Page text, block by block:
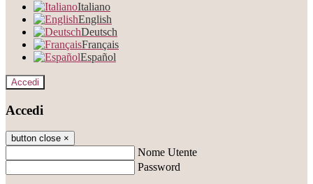
Italiano
English
Deutsch
Français
Español
Accedi
Accedi
button close ×
Nome Utente
Password